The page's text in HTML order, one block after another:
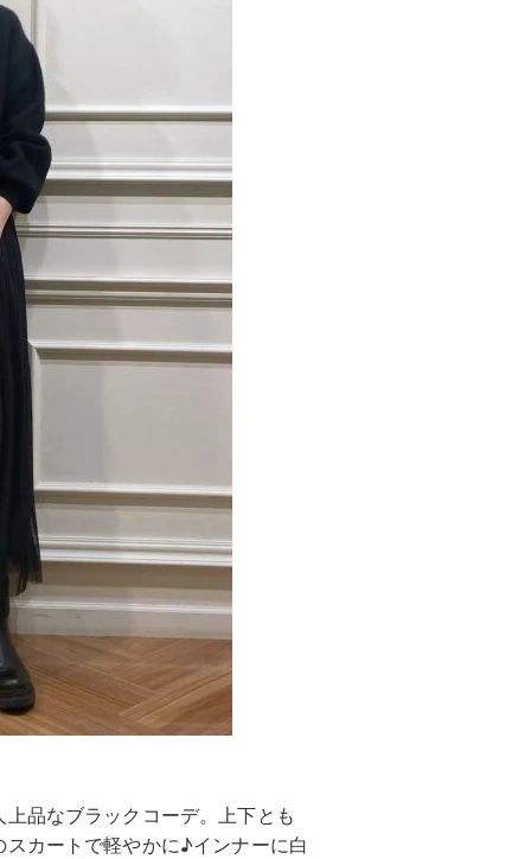
品なブラックコーデ。上下とも
カートで軽やかに♪インナーに白